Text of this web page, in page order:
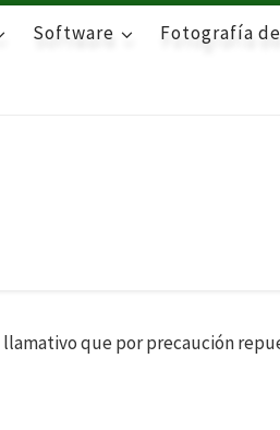
Software Fotografía
que por precaución